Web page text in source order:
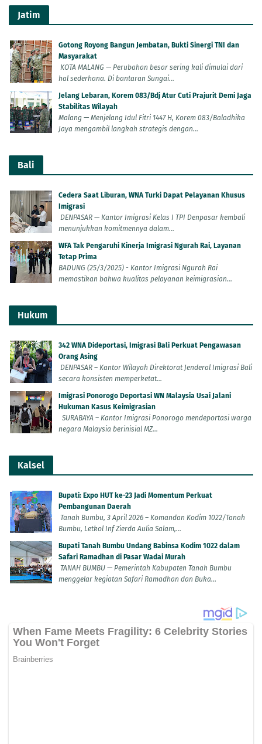
Jatim
Gotong Royong Bangun Jembatan, Bukti Sinergi TNI dan
Masyarakat
KOTA MALANG — Perubahan besar sering kali dimulai dari
hal sederhana. Di bantaran Sungai...
Jelang Lebaran, Korem 083/Bdj Atur Cuti Prajurit Demi Jaga
Stabilitas Wilayah
Malang — Menjelang Idul Fitri 1447 H, Korem 083/Baladhika
Jaya mengambil langkah strategis dengan...
Bali
Cedera Saat Liburan, WNA Turki Dapat Pelayanan Khusus
Imigrasi
DENPASAR — Kantor Imigrasi Kelas I TPI Denpasar kembali
menunjukkan komitmennya dalam...
WFA Tak Pengaruhi Kinerja Imigrasi Ngurah Rai, Layanan
Tetap Prima
BADUNG (25/3/2025) - Kantor Imigrasi Ngurah Rai
memastikan bahwa kualitas pelayanan keimigrasian...
Hukum
342 WNA Dideportasi, Imigrasi Bali Perkuat Pengawasan
Orang Asing
DENPASAR – Kantor Wilayah Direktorat Jenderal Imigrasi Bali
secara konsisten memperketat...
Imigrasi Ponorogo Deportasi WN Malaysia Usai Jalani
Hukuman Kasus Keimigrasian
SURABAYA – Kantor Imigrasi Ponorogo mendeportasi warga
negara Malaysia berinisial MZ...
Kalsel
Bupati: Expo HUT ke-23 Jadi Momentum Perkuat
Pembangunan Daerah
Tanah Bumbu, 3 April 2026 – Komandan Kodim 1022/Tanah
Bumbu, Letkol Inf Zierda Aulia Salam,...
Bupati Tanah Bumbu Undang Babinsa Kodim 1022 dalam
Safari Ramadhan di Pasar Wadai Murah
TANAH BUMBU — Pemerintah Kabupaten Tanah Bumbu
menggelar kegiatan Safari Ramadhan dan Buka...